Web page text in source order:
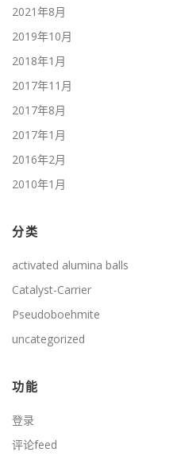
2021年8月
2019年10月
2018年1月
2017年11月
2017年8月
2017年1月
2016年2月
2010年1月
分类
activated alumina balls
Catalyst-Carrier
Pseudoboehmite
uncategorized
功能
登录
评论feed